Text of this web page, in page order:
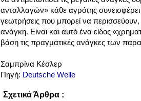
ανταλλαγών» κάθε αγρότης
γεωτρήσεις που μπορεί να
ανάγκη. Είναι και αυτό ένα είδος
βάση τις πραγματικές ανάγκες των
Σαμπρίνα Κέσλερ
Πηγή: Deutsche Welle
Σχετικά Άρθρα :